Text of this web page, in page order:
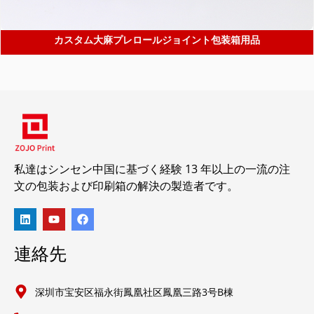
カスタム大麻プレロールジョイント包装箱用品
私達はシンセン中国に基づく経験 13 年以上の一流の注
文の包装および印刷箱の解決の製造者です。
連絡先
深圳市宝安区福永街鳳凰社区鳳凰三路3号B棟